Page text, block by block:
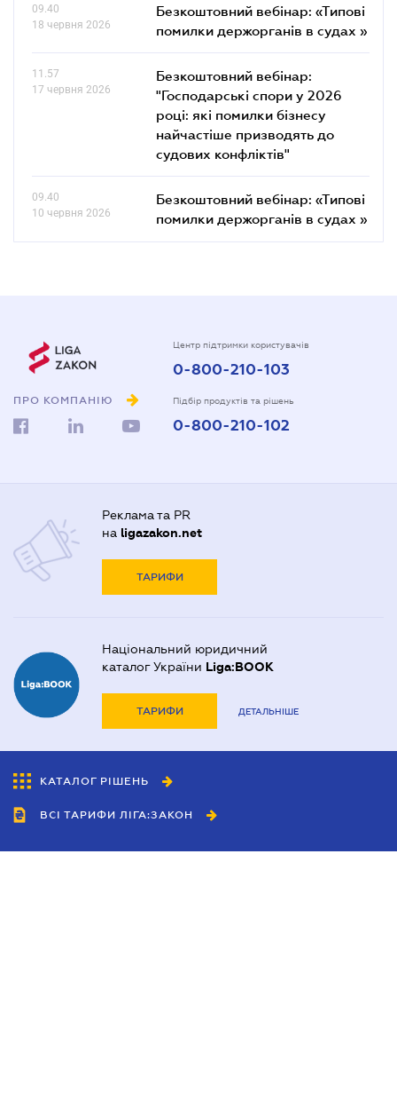
09.40
18 червня 2026
Безкоштовний вебінар: «Типові
помилки держорганів в судах »
11.57
17 червня 2026
Безкоштовний вебінар:
"Господарські спори у 2026
році: які помилки бізнесу
найчастіше призводять до
судових конфліктів"
09.40
10 червня 2026
Безкоштовний вебінар: «Типові
помилки держорганів в судах »
ПРО КОМПАНІЮ
Центр підтримки користувачів
0-800-210-103
Підбір продуктів та рішень
0-800-210-102
Реклама та PR
на ligazakon.net
ТАРИФИ
Національний юридичний
каталог України Liga:BOOK
ТАРИФИ ДЕТАЛЬНІШЕ
КАТАЛОГ РІШЕНЬ
ВСІ ТАРИФИ ЛІГА:ЗАКОН